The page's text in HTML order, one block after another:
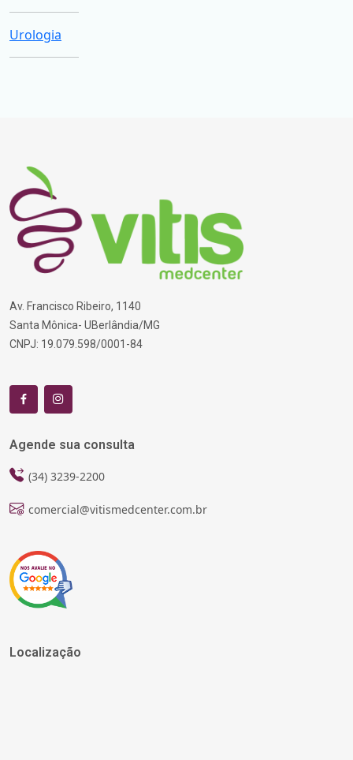
Urologia
Av. Francisco Ribeiro, 1140
Santa Mônica- UBerlândia/MG
CNPJ: 19.079.598/0001-84
Agende sua consulta
(34) 3239-2200
comercial@vitismedcenter.com.br
Localização